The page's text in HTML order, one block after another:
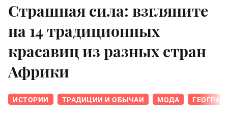
Страшная сила: взгляните
на 14 традиционных
красавиц из разных стран
Африки
ИСТОРИИ ТРАДИЦИИ И ОБЫЧАИ МОДА